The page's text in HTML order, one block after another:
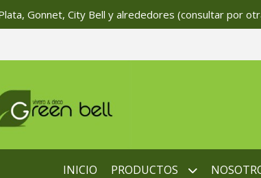
Gonnet, City Bell y alrededores (consultar por
INICIO PRODUCTOS